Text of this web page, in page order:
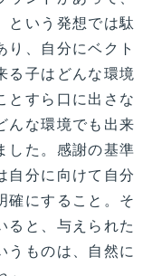
という発想では駄
り、自分にベクト
る子はどんな環境
とすら口に出さな
んな環境でも出来
した。感謝の基準
自分に向けて自分
確にすること。そ
ると、与えられた
うものは、自然に